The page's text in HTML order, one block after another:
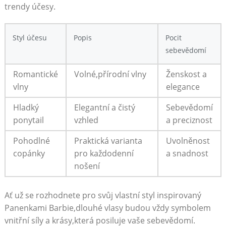
trendy účesy.
Styl účesu Popis
Pocit
sebevědomí
Romantické
vlny
Volné,přírodní vlny
Ženskost a
elegance
Hladký
ponytail
Elegantní a čistý
vzhled
Sebevědomí
a preciznost
Pohodlné
copánky
Praktická varianta
pro každodenní
nošení
Uvolněnost
a snadnost
Ať už se rozhodnete pro svůj vlastní styl inspirovaný
Panenkami Barbie,dlouhé vlasy budou vždy symbolem
vnitřní síly a krásy,která posiluje vaše sebevědomí.